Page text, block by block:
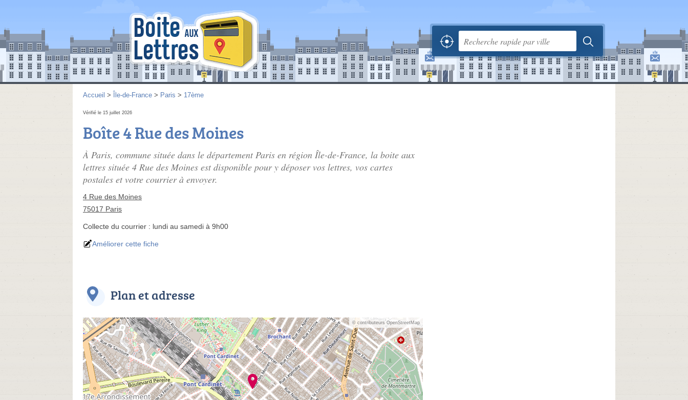
Accueil > Île-de-France > Paris > 17ème
Vérifié le 15 juillet 2026
Boîte 4 Rue des Moines
À Paris, commune située dans le département Paris en région Île-de-France, la boite aux
lettres située 4 Rue des Moines est disponible pour y déposer vos lettres, vos cartes
postales et votre courrier à envoyer.
4 Rue des Moines
75017 Paris
Collecte du courrier : lundi au samedi à 9h00
Améliorer cette fiche
Plan et adresse
© contributeurs OpenStreetMap